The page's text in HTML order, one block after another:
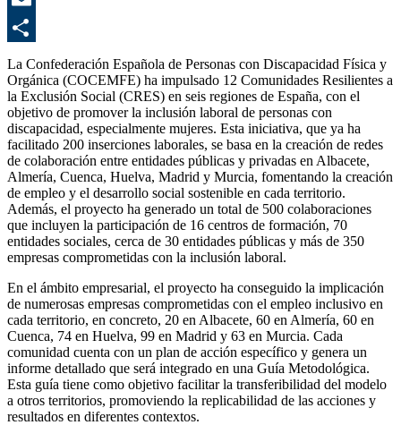
La Confederación Española de Personas con Discapacidad Física y
Orgánica (COCEMFE) ha impulsado 12 Comunidades Resilientes a
la Exclusión Social (CRES) en seis regiones de España, con el
objetivo de promover la inclusión laboral de personas con
discapacidad, especialmente mujeres. Esta iniciativa, que ya ha
facilitado 200 inserciones laborales, se basa en la creación de redes
de colaboración entre entidades públicas y privadas en Albacete,
Almería, Cuenca, Huelva, Madrid y Murcia, fomentando la creación
de empleo y el desarrollo social sostenible en cada territorio.
Además, el proyecto ha generado un total de 500 colaboraciones
que incluyen la participación de 16 centros de formación, 70
entidades sociales, cerca de 30 entidades públicas y más de 350
empresas comprometidas con la inclusión laboral.
En el ámbito empresarial, el proyecto ha conseguido la implicación
de numerosas empresas comprometidas con el empleo inclusivo en
cada territorio, en concreto, 20 en Albacete, 60 en Almería, 60 en
Cuenca, 74 en Huelva, 99 en Madrid y 63 en Murcia. Cada
comunidad cuenta con un plan de acción específico y genera un
informe detallado que será integrado en una Guía Metodológica.
Esta guía tiene como objetivo facilitar la transferibilidad del modelo
a otros territorios, promoviendo la replicabilidad de las acciones y
resultados en diferentes contextos.